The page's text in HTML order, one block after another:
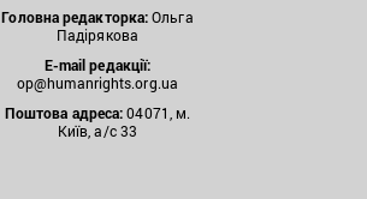
Головна редакторка:Ольга
Падірякова
E-mail редакції:
op@humanrights.org.ua
Поштова адреса:04071, м.
Київ, а/с 33